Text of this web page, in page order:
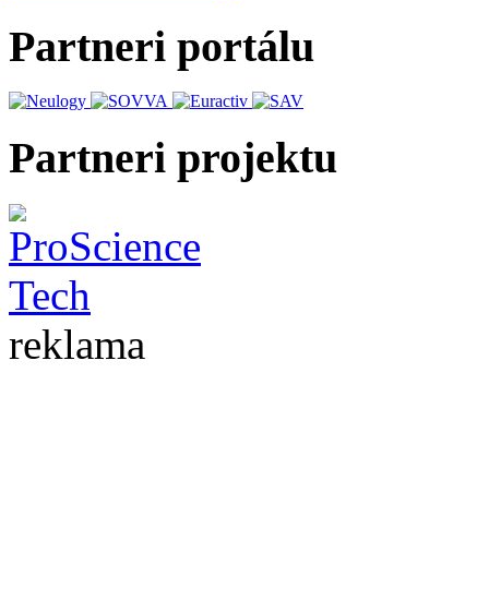
Partneri portálu
Partneri projektu
reklama